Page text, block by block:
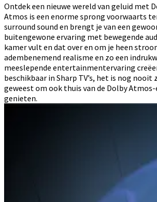
Ontdek een nieuwe wereld van geluid met
Atmos is een enorme sprong voorwaarts
surround sound en brengt je van een
buitengewone ervaring met bewegende
kamer vult en dat over en om je heen
adembenemend realisme en zo een
meeslepende entertainmentervaring
beschikbaar in Sharp TV’s, het is nog nooit
geweest om ook thuis van de Dolby
genieten.